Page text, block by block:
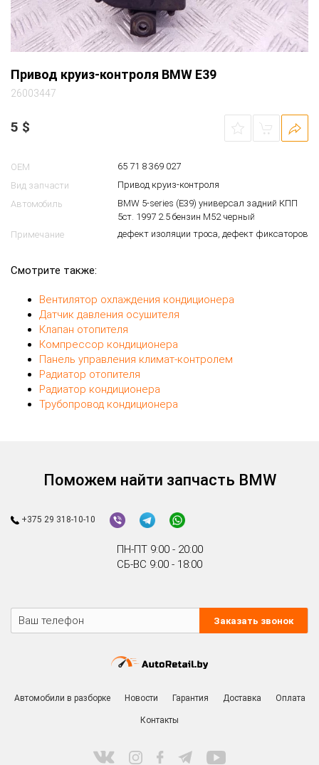
Привод круиз-контроля BMW E39
26003447
5 $
OEM
65 71 8 369 027
Вид запчасти
Привод круиз-контроля
Автомобиль
BMW 5-series (E39) универсал задний КПП
5ст. 1997 2.5 бензин M52 черный
Примечание
дефект изоляции троса, дефект фиксаторов
Смотрите также:
Вентилятор охлаждения кондиционера
Датчик давления осушителя
Клапан отопителя
Компрессор кондиционера
Панель управления климат-контролем
Радиатор отопителя
Радиатор кондиционера
Трубопровод кондиционера
Поможем найти запчасть BMW
+375 29 318-10-10
ПН-ПТ 9:00 - 20:00
СБ-ВС 9:00 - 18:00
Заказать звонок
Автомобили в разборке Новости Гарантия Доставка Оплата
Контакты